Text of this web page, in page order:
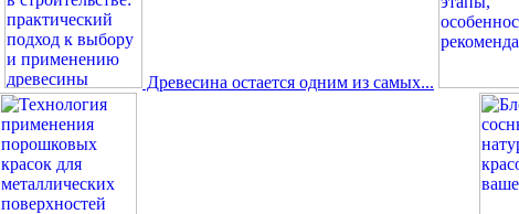
Древесина остается одним из самых...